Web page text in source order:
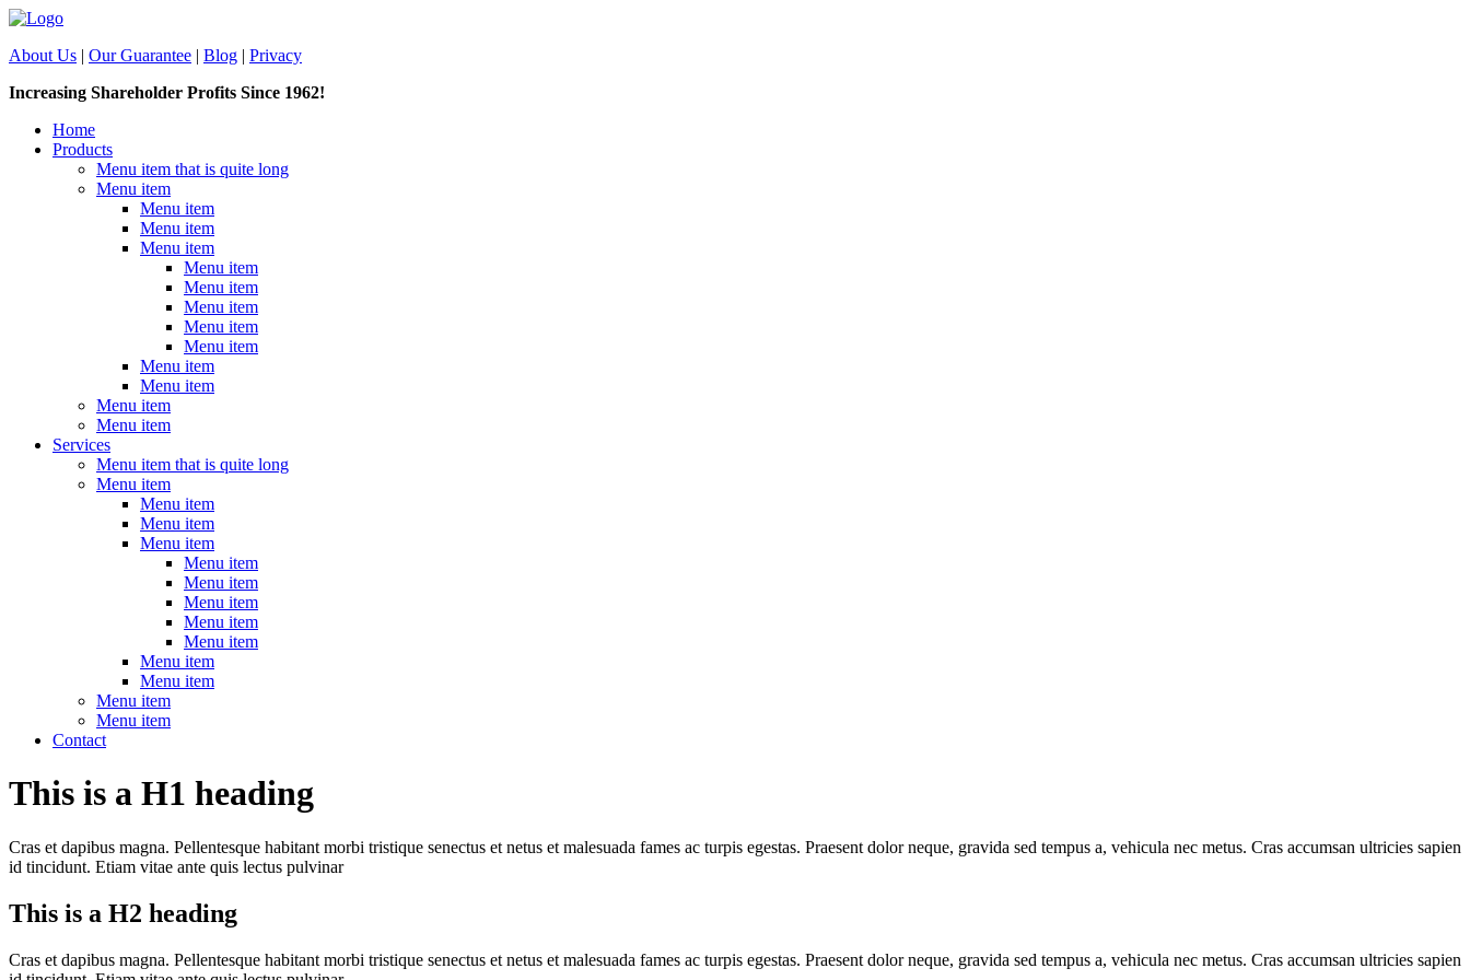
About Us | Our Guarantee | Blog | Privacy
Increasing Shareholder Profits Since 1962!
Home
Products
Menu item that is quite long
Menu item
Menu item
Menu item
Menu item
Menu item
Menu item
Menu item
Menu item
Menu item
Menu item
Menu item
Menu item
Menu item
Services
Menu item that is quite long
Menu item
Menu item
Menu item
Menu item
Menu item
Menu item
Menu item
Menu item
Menu item
Menu item
Menu item
Menu item
Menu item
Contact
This is a H1 heading
Cras et dapibus magna. Pellentesque habitant morbi tristique senectus et netus et malesuada fames ac turpis egestas. Praesent dolor neque, gravida sed tempus a, vehicula nec metus. Cras accumsan ultricies sapien
id tincidunt. Etiam vitae ante quis lectus pulvinar
This is a H2 heading
Cras et dapibus magna. Pellentesque habitant morbi tristique senectus et netus et malesuada fames ac turpis egestas. Praesent dolor neque, gravida sed tempus a, vehicula nec metus. Cras accumsan ultricies sapien